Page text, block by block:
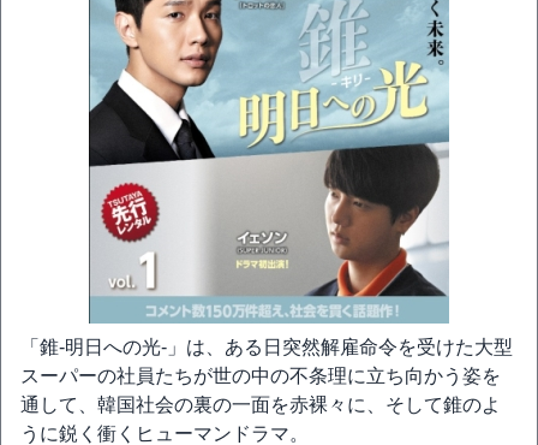
「錐-明日への光-」は、ある日突然解雇命令を受けた大型
スーパーの社員たちが世の中の不条理に立ち向かう姿を
通して、韓国社会の裏の一面を赤裸々に、そして錐のよ
うに鋭く衝くヒューマンドラマ。